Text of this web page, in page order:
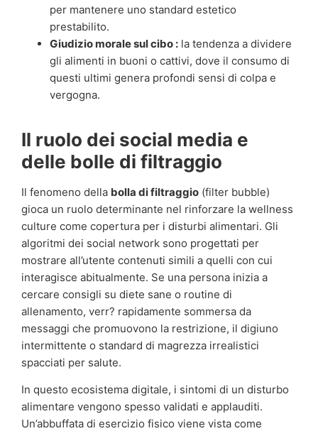
per mantenere uno standard estetico
prestabilito.
Giudizio morale sul cibo : la tendenza a dividere
gli alimenti in buoni o cattivi, dove il consumo di
questi ultimi genera profondi sensi di colpa e
vergogna.
Il ruolo dei social media e
delle bolle di filtraggio
Il fenomeno della bolla di filtraggio (filter bubble)
gioca un ruolo determinante nel rinforzare la wellness
culture come copertura per i disturbi alimentari. Gli
algoritmi dei social network sono progettati per
mostrare all’utente contenuti simili a quelli con cui
interagisce abitualmente. Se una persona inizia a
cercare consigli su diete sane o routine di
allenamento, verr? rapidamente sommersa da
messaggi che promuovono la restrizione, il digiuno
intermittente o standard di magrezza irrealistici
spacciati per salute.
In questo ecosistema digitale, i sintomi di un disturbo
alimentare vengono spesso validati e applauditi.
Un’abbuffata di esercizio fisico viene vista come